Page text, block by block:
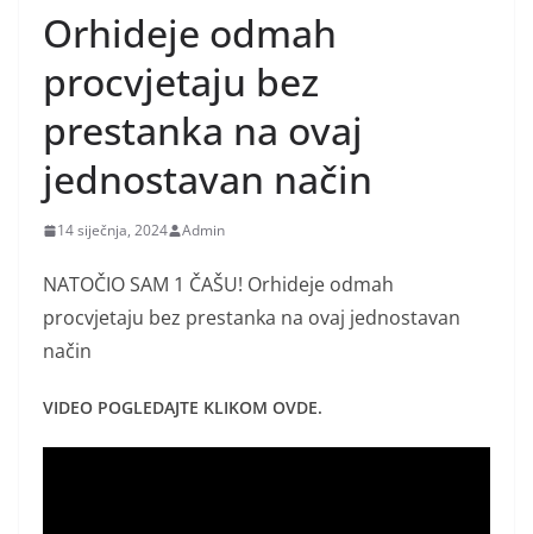
Orhideje odmah
procvjetaju bez
prestanka na ovaj
jednostavan način
14 siječnja, 2024 Admin
NATOČIO SAM 1 ČAŠU! Orhideje odmah
procvjetaju bez prestanka na ovaj jednostavan
način
VIDEO POGLEDAJTE KLIKOM OVDE.